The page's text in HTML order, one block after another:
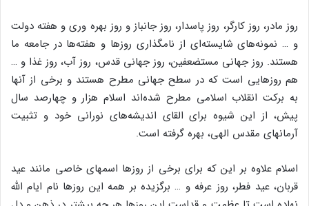
روز مادر، روز کارگر، روز پاسدار، روز جانباز و روز بهره ‌وری و هفته دولت
و … نمونه‌های شایسته‌ای از نامگذاری روزها و هفته‌ها در جامعه ما
هستند. روز جهانی مستضعفین، روز جهانی قدس، روز آب، روز غذا و …
هم روزهایی است که در سطح جهانی مطرح هستند و برخی از آنها
به برکت انقلاب اسلامی مطرح شده‌اند اسلام هزار و چهارصد سال
پیش، از این شیوه برای القای اندیشه‌های نورانی خود و تثبیت
آرمانهای مقدس الهی، بهره گرفته است.
اسلام علاوه بر این که برای برخی از روزها اسمهای خاصی مانند عید
قربان، عید فطر، روز عرفه و … برگزیده بر همه این روزها نام ایام الله